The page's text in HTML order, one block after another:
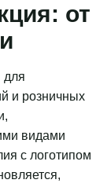
от
для
и розничных
видами
с логотипом